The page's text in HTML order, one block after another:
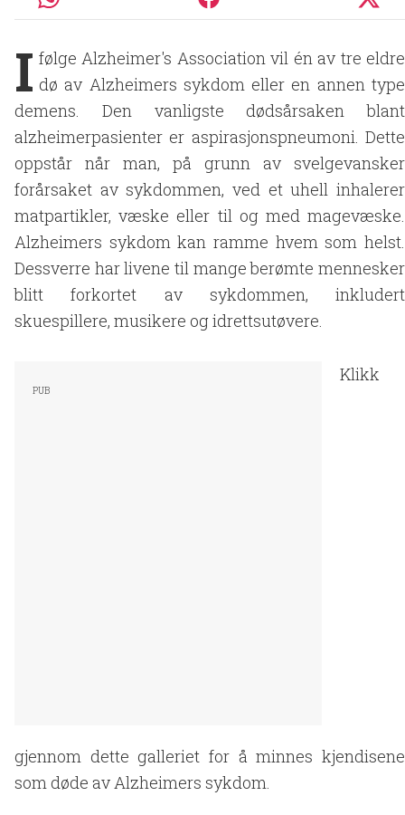
I følge Alzheimer's Association vil én av tre eldre
dø av Alzheimers sykdom eller en annen type
demens. Den vanligste dødsårsaken blant
alzheimerpasienter er aspirasjonspneumoni. Dette
oppstår når man, på grunn av svelgevansker
forårsaket av sykdommen, ved et uhell inhalerer
matpartikler, væske eller til og med magevæske.
Alzheimers sykdom kan ramme hvem som helst.
Dessverre har livene til mange berømte mennesker
blitt forkortet av sykdommen, inkludert
skuespillere, musikere og idrettsutøvere.
Klikk
gjennom dette galleriet for å minnes kjendisene
som døde av Alzheimers sykdom.